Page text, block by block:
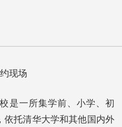
现场
是一所集学前、小学、初
依托清华大学和其他国内外